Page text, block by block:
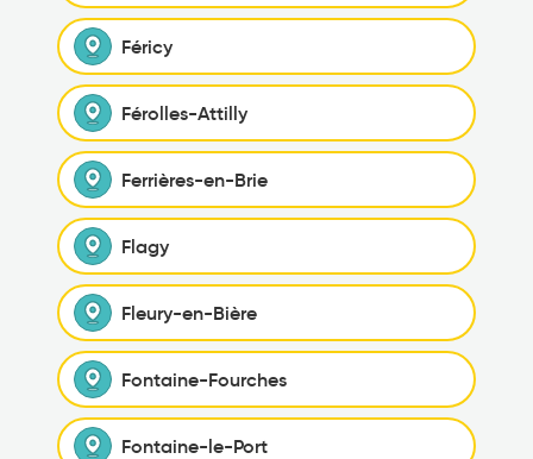
Féricy
Férolles-Attilly
Ferrières-en-Brie
Flagy
Fleury-en-Bière
Fontaine-Fourches
Fontaine-le-Port